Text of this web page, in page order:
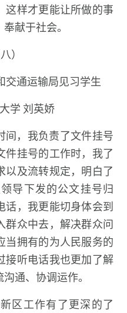
这样才更能让所做的事
献于社会。
八）
交通运输局见习学生
学 刘英娇
间，我负责了文件挂号
件挂号的工作时，我了
以及流转规定，明白了
导下发的公文挂号归
话，我更能切身体会到
群众中去，解决群众问
当拥有的为人民服务的
接听电话我也更加了解
通、协调运作。
区工作有了更深的了